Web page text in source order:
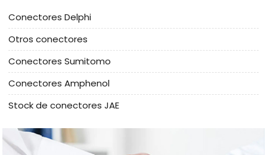
Conectores Delphi
Otros conectores
Conectores Sumitomo
Conectores Amphenol
Stock de conectores JAE